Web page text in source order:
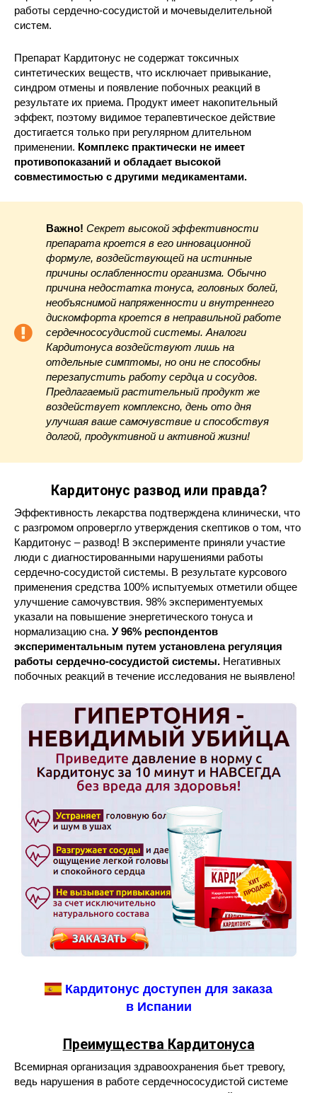
работы сердечно-сосудистой и мочевыделительной
систем.
Препарат Кардитонус не содержат токсичных
синтетических веществ, что исключает привыкание,
синдром отмены и появление побочных реакций в
результате их приема. Продукт имеет накопительный
эффект, поэтому видимое терапевтическое действие
достигается только при регулярном длительном
применении. Комплекс практически не имеет
противопоказаний и обладает высокой
совместимостью с другими медикаментами.
Важно! Секрет высокой эффективности
препарата кроется в его инновационной
формуле, воздействующей на истинные
причины ослабленности организма. Обычно
причина недостатка тонуса, головных болей,
необъяснимой напряженности и внутреннего
дискомфорта кроется в неправильной работе
сердечнососудистой системы. Аналоги
Кардитонуса воздействуют лишь на
отдельные симптомы, но они не способны
перезапустить работу сердца и сосудов.
Предлагаемый растительный продукт же
воздействует комплексно, день ото дня
улучшая ваше самочувствие и способствуя
долгой, продуктивной и активной жизни!
Кардитонус развод или правда?
Эффективность лекарства подтверждена клинически, что
с разгромом опровергло утверждения скептиков о том, что
Кардитонус – развод! В эксперименте приняли участие
люди с диагностированными нарушениями работы
сердечно-сосудистой системы. В результате курсового
применения средства 100% испытуемых отметили общее
улучшение самочувствия. 98% экспериментуемых
указали на повышение энергетического тонуса и
нормализацию сна. У 96% респондентов
экспериментальным путем установлена регуляция
работы сердечно-сосудистой системы. Негативных
побочных реакций в течение исследования не выявлено!
Кардитонус доступен для заказа
в Испании
Преимущества Кардитонуса
Всемирная организация здравоохранения бьет тревогу,
ведь нарушения в работе сердечнососудистой системе